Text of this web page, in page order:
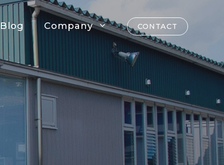
Blog Company CONTACT